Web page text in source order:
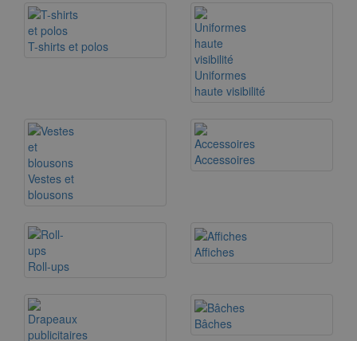
T-shirts et polos
Uniformes
haute visibilité
Vestes et
blousons
Accessoires
Roll-ups
Affiches
Bâches